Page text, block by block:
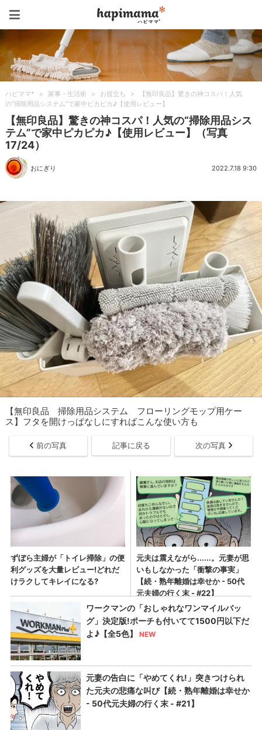
ハピママ* > 家事・生活術 > お役立ち >
【無印良品】驚きの神コスパ！人気
の“掃除用品システム”で家中ピカピカ♪【使用レビュー】
【無印良品】驚きの神コスパ！人気の“掃除用品シス
テム”で家中ピカピカ♪【使用レビュー】（写真
17/24）
おにぎり 2022.7.18 9:30
【無印良品 掃除用品システム フローリングモップ用ケー
ス】フタを開けっぱなしにすればこんな使い方も
前の写真 記事に戻る 次の写真